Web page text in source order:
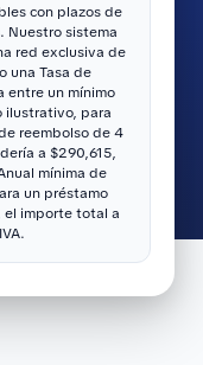
con plazos de
Nuestro sistema
red exclusiva de
una Tasa de
entre un mínimo
ilustrativo, para
reembolso de 4
a $290,615,
mínima de
un préstamo
el importe total a